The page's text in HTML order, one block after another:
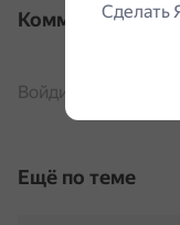
Комментарии
Войдите, чтобы
Ещё по теме
Сделать